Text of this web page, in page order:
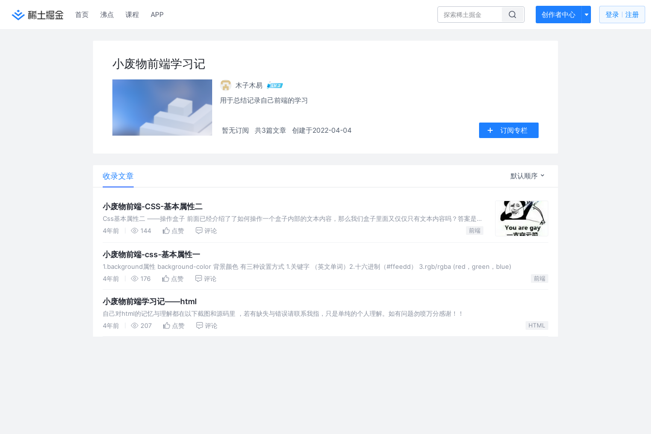
首页 沸点 课程 APP 创作者中心 登录 注册
小废物前端学习记
木子木易
用于总结记录自己前端的学习
暂无订阅 共3篇文章 创建于2022-04-04 订阅专栏
收录文章 默认顺序
小废物前端-CSS-基本属性二
Css基本属性二 ——操作盒子 前面已经介绍了了如何操作一个盒子内部的文本内容，那么我们盒子里面又仅仅只有文本内容吗？答案是否
定的，看现在的礼盒装的月饼，那不是套了三四层盒子，800多块钱的一盒月饼，
4年前 144 点赞 评论 前端
小废物前端-css-基本属性一
1.background属性 background-color 背景颜色 有三种设置方式 1.关键字 （英文单词）2.十六进制（#ffeedd） 3.rgb/rgba (red，green，blue)
4年前
176 点赞 评论 前端
小废物前端学习记——html
自己对html的记忆与理解都在以下截图和源码里 ，若有缺失与错误请联系我指，只是单纯的个人理解。如有问题勿喷万分感谢！！
4年前
207 点赞 评论 HTML